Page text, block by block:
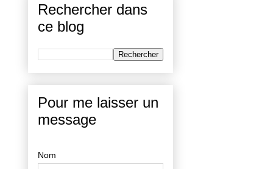
Rechercher dans
ce blog
Pour me laisser un
message
Nom